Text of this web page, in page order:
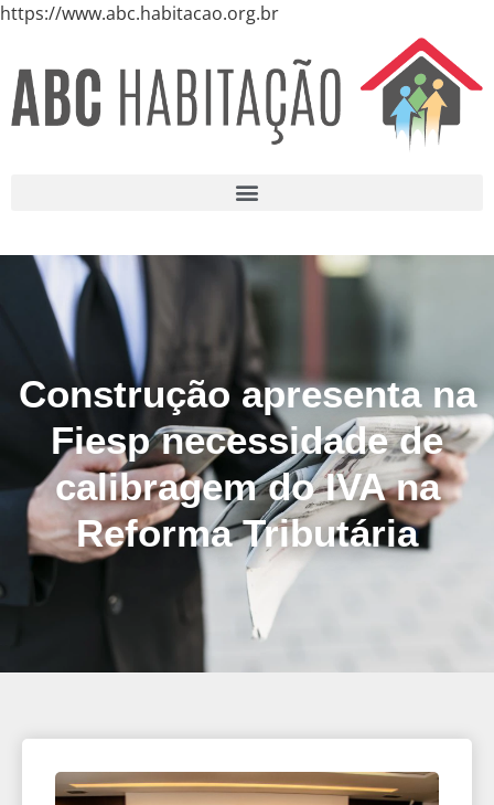
https://www.abc.habitacao.org.br
Construção apresenta na
Fiesp necessidade de
calibragem do IVA na
Reforma Tributária